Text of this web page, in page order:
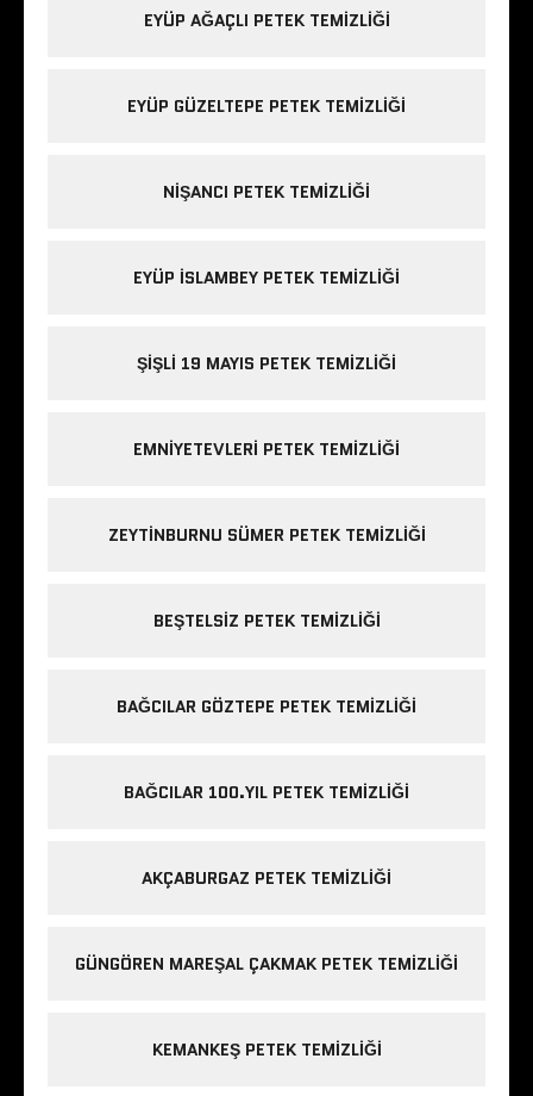
EYÜP AĞAÇLI PETEK TEMIZLIĞI
EYÜP GÜZELTEPE PETEK TEMIZLIĞI
NIŞANCI PETEK TEMIZLIĞI
EYÜP ISLAMBEY PETEK TEMIZLIĞI
ŞIŞLI 19 MAYIS PETEK TEMIZLIĞI
EMNIYETEVLERI PETEK TEMIZLIĞI
ZEYTINBURNU SÜMER PETEK TEMIZLIĞI
BEŞTELSIZ PETEK TEMIZLIĞI
BAĞCILAR GÖZTEPE PETEK TEMIZLIĞI
BAĞCILAR 100.YIL PETEK TEMIZLIĞI
AKÇABURGAZ PETEK TEMIZLIĞI
GÜNGÖREN MAREŞAL ÇAKMAK PETEK TEMIZLIĞI
KEMANKEŞ PETEK TEMIZLIĞI